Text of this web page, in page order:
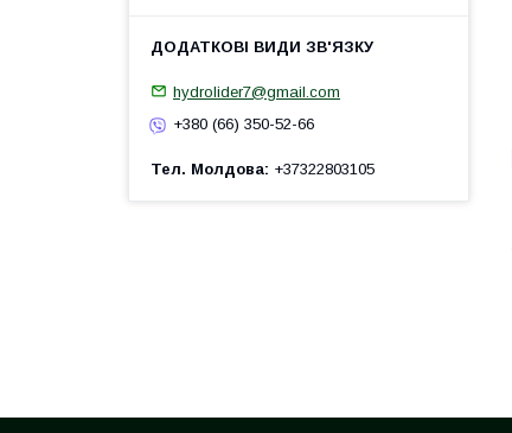
hydrolider7@gmail.com
+380 (66) 350-52-66
Тел. Молдова +37322803105